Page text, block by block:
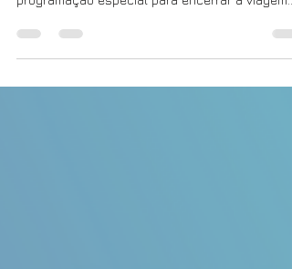
chegou ao seu último dia na Alemanha, com
programação especial para encerrar a viagem